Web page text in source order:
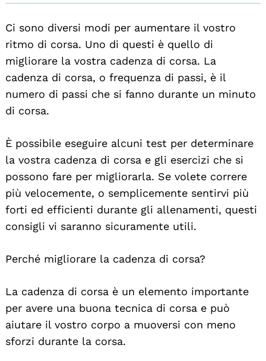
Ci sono diversi modi per aumentare il vostro
ritmo di corsa. Uno di questi è quello di
migliorare la vostra cadenza di corsa. La
cadenza di corsa, o frequenza di passi, è il
numero di passi che si fanno durante un minuto
di corsa.
È possibile eseguire alcuni test per determinare
la vostra cadenza di corsa e gli esercizi che si
possono fare per migliorarla. Se volete correre
più velocemente, o semplicemente sentirvi più
forti ed efficienti durante gli allenamenti, questi
consigli vi saranno sicuramente utili.
Perché migliorare la cadenza di corsa?
La cadenza di corsa è un elemento importante
per avere una buona tecnica di corsa e può
aiutare il vostro corpo a muoversi con meno
sforzi durante la corsa.